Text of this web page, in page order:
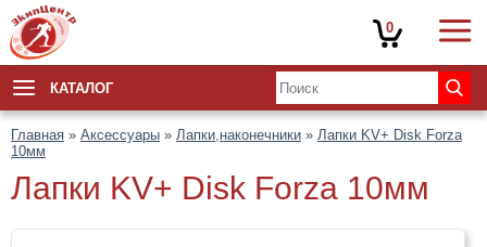
КАТАЛОГ
Главная » Аксессуары » Лапки,наконечники » Лапки KV+ Disk Forza
10мм
Лапки KV+ Disk Forza 10мм
0